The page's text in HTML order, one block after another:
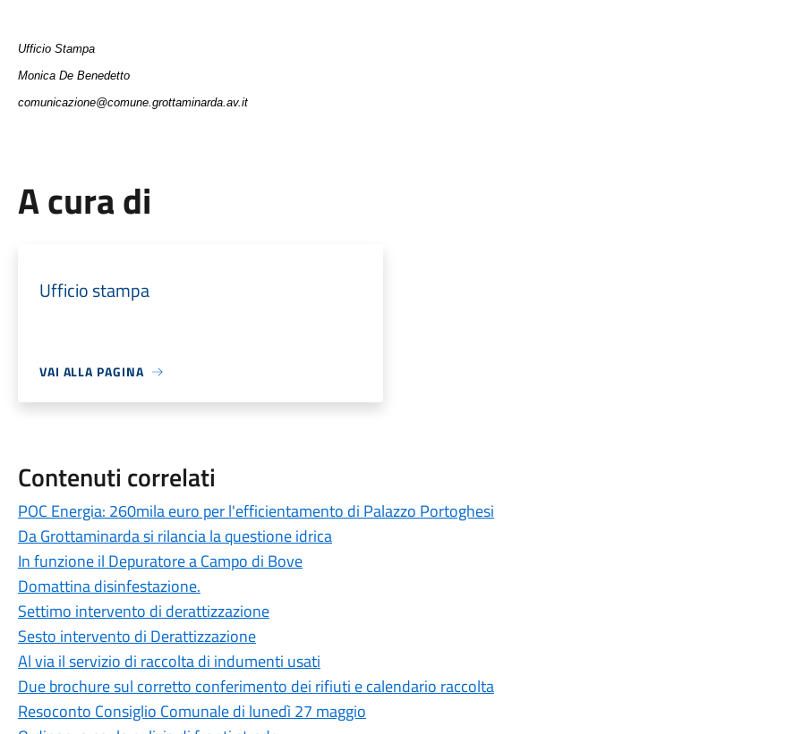
Ufficio Stampa
Monica De Benedetto
comunicazione@comune.grottaminarda.av.it
A cura di
Ufficio stampa
VAI ALLA PAGINA
Contenuti correlati
POC Energia: 260mila euro per l'efficientamento di Palazzo Portoghesi
Da Grottaminarda si rilancia la questione idrica
In funzione il Depuratore a Campo di Bove
Domattina disinfestazione.
Settimo intervento di derattizzazione
Sesto intervento di Derattizzazione
Al via il servizio di raccolta di indumenti usati
Due brochure sul corretto conferimento dei rifiuti e calendario raccolta
Resoconto Consiglio Comunale di lunedì 27 maggio